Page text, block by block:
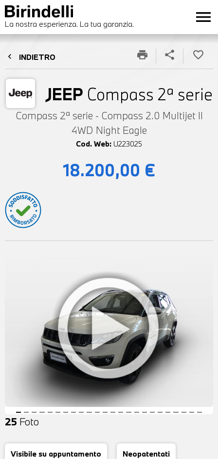
La nostra esperienza. La tua garanzia. menu
chevron_left INDIETRO
JEEP Compass 2ª serie
Compass 2ª serie - Compass 2.0 Multijet II
4WD Night Eagle
Cod. Web: U223025
print share favorite_border
18.200,00 €
25 Foto
Visibile su appuntamento Neopatentati